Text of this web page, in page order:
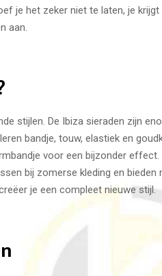
je het zeker niet te laten, je
aan.
stijlen. De Ibiza sieraden zijn
bandje, touw, elastiek en
voor een bijzonder
bij zomerse kleding en bieden
je een compleet nieuwe stijl.